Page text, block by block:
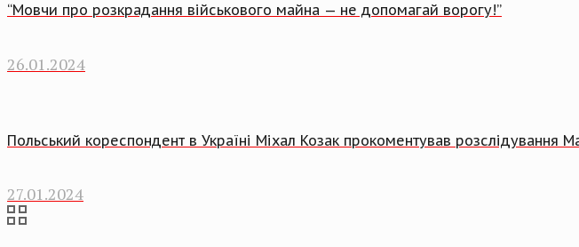
“Мовчи про розкрадання військового майна — не допомагай ворогу!”
26.01.2024
Польський кореспондент в Україні Міхал Козак прокоментував розслідування
27.01.2024